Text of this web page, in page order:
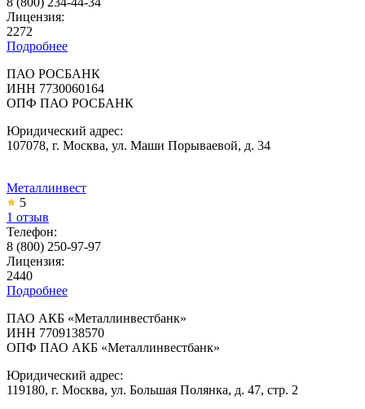
Лицензия:
2272
Подробнее
ПАО РОСБАНК
ИНН 7730060164
ОПФ ПАО РОСБАНК
Юридический адрес:
107078, г. Москва, ул. Маши Порываевой, д. 34
Металлинвест
5
1 отзыв
Телефон:
8 (800) 250-97-97
Лицензия:
2440
Подробнее
ПАО АКБ «Металлинвестбанк»
ИНН 7709138570
ОПФ ПАО АКБ «Металлинвестбанк»
Юридический адрес:
119180, г. Москва, ул. Большая Полянка, д. 47, стр. 2